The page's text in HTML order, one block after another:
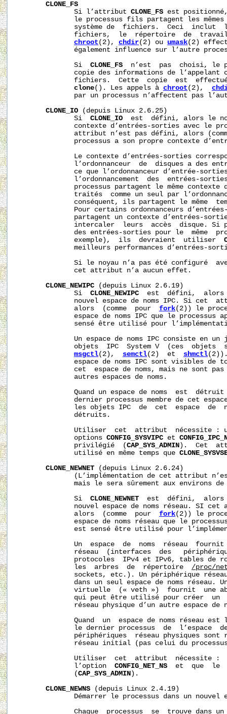
CLONE_FS
              Si l’attribut
CLONE_FS est
le processus fils partagent les
système de  fichiers.  Ceci  inclut
fichiers,  le  répertoire  de
chroot (2), chdir(2) ou umask(2)
également influence sur l’autre
              Si
CLONE_FS
n’est  pas  choisi, le
copie des informations de l’appelant
fichiers.  Cette  copie  est
clone(). Les appels à chroot (2),
par un processus n’affectent pas
CLONE_IO (depuis Linux 2.6.25)
              Si
CLONE_IO
est  défini, alors le
contexte d’entrées-sorties avec le
attribut n’est pas défini, alors
processus a son propre contexte
Le contexte d’entrées-sorties
l’ordonnanceur  de  disques a des
ce que l’ordonnanceur d’entrée-
l’ordonnancement  des  entrées-
processus partagent le même contexte
traités  comme un seul par
conséquent, ils partagent le même
Pour certains ordonnanceurs
partagent un contexte d’entrées-
intercaler  leurs  accès  disque. Si
des entrées-sorties pour le  même
              exemple),  ils  devraient  utiliser
meilleurs performances d’entrées-
Si le noyau n’a pas été configuré
              cet attribut n’a aucun effet.
CLONE_NEWIPC (depuis Linux 2.6.19)
              Si
CLONE_NEWIPC
est  défini,
nouvel espace de noms IPC. Si cet
              alors  (comme  pour
fork(2)) le
espace de noms IPC que le processus
sensé être utilisé pour
Un espace de noms IPC consiste en un
objets  IPC  System V  (ces  objets
msgctl(2), semctl(2)  et shmctl
espace de noms IPC sont visibles de
cet  espace de noms, mais ne sont
              autres espaces de noms.
Quand un espace de noms  est
dernier processus membre de cet
les objets IPC  de  cet  espace  de
              détruits.
Utiliser  cet  attribut  nécessite :
              options
CONFIG_SYSVIPC et
              privilégié  (
CAP_SYS_ADMIN ).  Cet
              utilisé en même temps que
CLONE_NEWNET (depuis Linux 2.6.24)
(L’implémentation de cet attribut
mais le sera sûrement aux environs de
              Si
CLONE_NEWNET
est  défini,
nouvel espace de noms réseau. SI cet
              alors  (comme  pour
fork(2)) le
espace de noms réseau que le
est sensé être utilisé pour
Un  espace  de  noms  réseau
réseau  (interfaces  des
protocoles  IPv4 et IPv6, tables de
              les  arbres  de  répertoire
/proc/
sockets, etc.). Un périphérique
dans un seul espace de noms réseau.
virtuelle  (« veth »)  fournit  une
qui peut être utilisé pour créer  un
réseau physique d’un autre espace de
Quand  un  espace de noms réseau est
le dernier processus  de  l’espace
périphériques  réseau physiques sont
réseau initial (pas celui du
Utiliser  cet  attribut  nécessite :
              l’option
CONFIG_NET_NS
et  que  le
              (
CAP_SYS_ADMIN ).
CLONE_NEWNS (depuis Linux 2.4.19)
Démarrer le processus dans un nouvel
Chaque  processus  se  trouve dans